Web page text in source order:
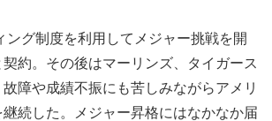
ング制度を利用してメジャー挑戦を開
約。その後はマーリンズ、タイガース
障や成績不振にも苦しみながらアメリ
続した。メジャー昇格にはなかなか届